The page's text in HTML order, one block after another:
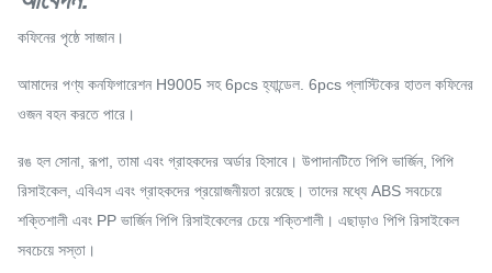
কফিনের পৃষ্ঠে সাজান।
আমাদের পণ্য কনফিগারেশন H9005 সহ 6pcs হ্যান্ডেল. 6pcs প্লাস্টিকের হাতল কফিনের
ওজন বহন করতে পারে।
রঙ হল সোনা, রূপা, তামা এবং গ্রাহকদের অর্ডার হিসাবে। উপাদানটিতে পিপি ভার্জিন, পিপি
রিসাইকেল, এবিএস এবং গ্রাহকদের প্রয়োজনীয়তা রয়েছে। তাদের মধ্যে ABS সবচেয়ে
শক্তিশালী এবং PP ভার্জিন পিপি রিসাইকেলের চেয়ে শক্তিশালী। এছাড়াও পিপি রিসাইকেল
সবচেয়ে সস্তা।